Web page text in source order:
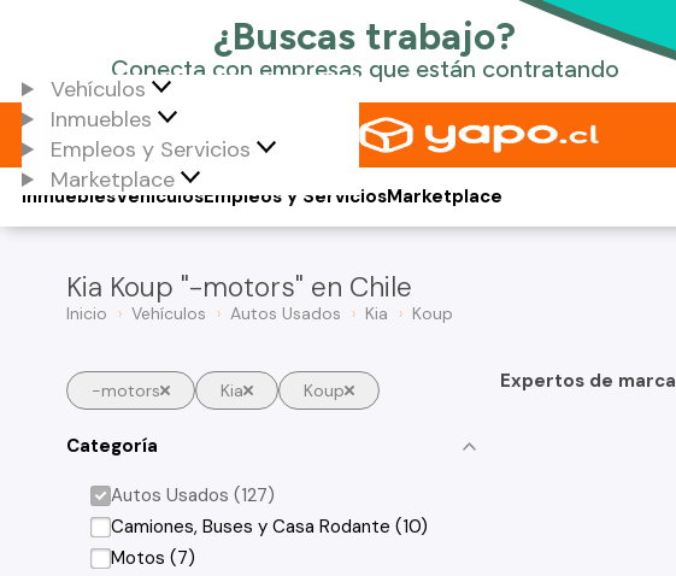
Vehículos
Inmuebles
Empleos y Servicios
Marketplace
Vehículos
Inmuebles Empleos y ServiciosMarketplace
Kia Koup "-motors" en Chile
Inicio Vehículos Autos Usados Kia Koup
-motors Kia Koup
Categoría
Autos Usados (127)
Camiones, Buses y Casa Rodante (10)
Motos (7)
Expertos de marca